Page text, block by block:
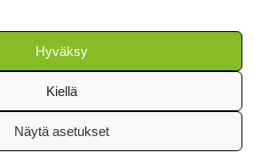
Hyväksy
Kiellä
Näytä asetukset
yhteenlaskettu
oli vuonna
lähes 25 miljardia
ja vuosikasvu 15
Samalla